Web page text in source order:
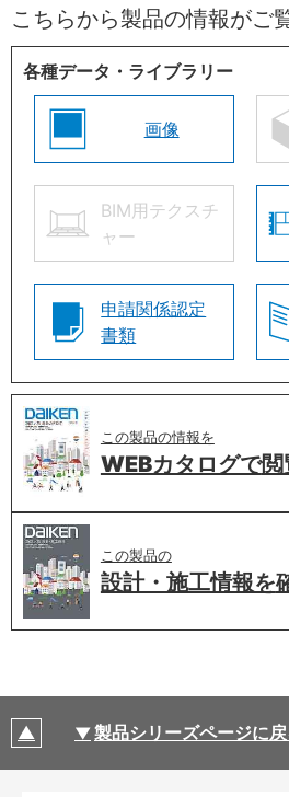
こちらから製品の情報がご
各種データ・ライブラリー
画像
BIM用テクスチ
ャー
申請関係認定
書類
この製品の情報を
WEBカタログで閲
この製品の
設計・施工情報を
製品シリーズページに